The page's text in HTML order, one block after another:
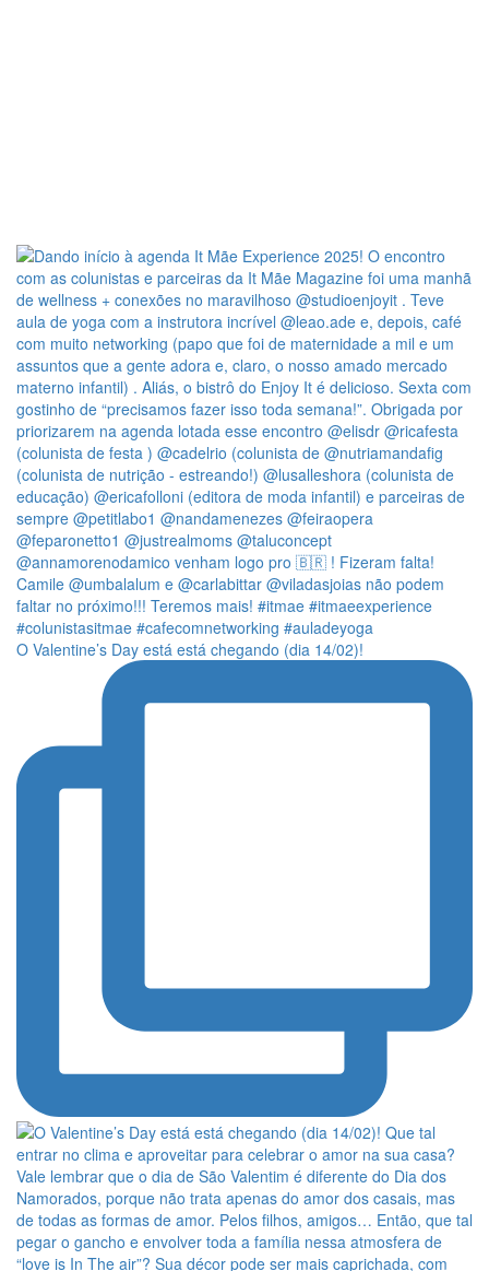
O Valentine’s Day está está chegando (dia 14/02)!